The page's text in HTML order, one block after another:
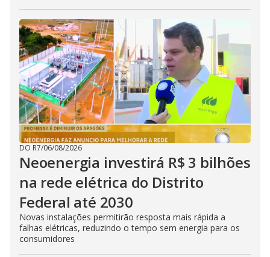
DO R7/06/08/2026
Neoenergia investirá R$ 3 bilhões
na rede elétrica do Distrito
Federal até 2030
Novas instalações permitirão resposta mais rápida a
falhas elétricas, reduzindo o tempo sem energia para os
consumidores